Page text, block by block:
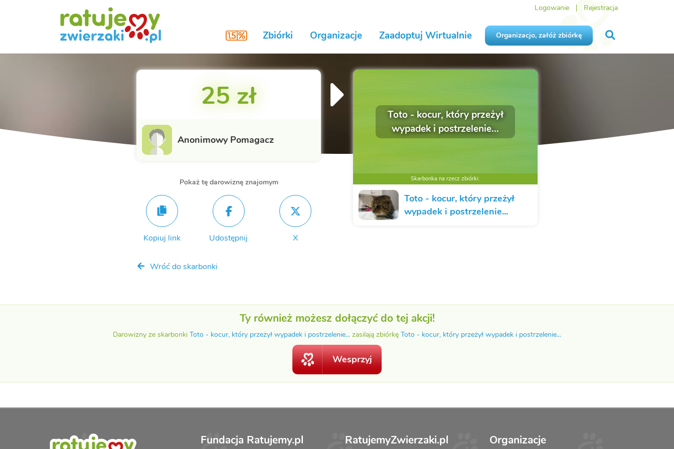
Logowanie Rejestracja
Zbiórki Organizacje Zaadoptuj Wirtualnie Organizacjo, załóż zbiórkę
25 zł
Anonimowy Pomagacz
Pokaż tę darowiznę znajomym
Kopiuj link Udostępnij X
Wróć do skarbonki
Toto - kocur, który przeżył
wypadek i postrzelenie...
Skarbonka na rzecz zbiórki:
Toto - kocur, który przeżył
wypadek i postrzelenie...
Ty również możesz dołączyć do tej akcji!
Darowizny ze skarbonki Toto - kocur, który przeżył wypadek i postrzelenie... zasilają zbiórkę Toto - kocur, który przeżył wypadek i postrzelenie...
Wesprzyj
Fundacja Ratujemy.pl RatujemyZwierzaki.pl Organizacje